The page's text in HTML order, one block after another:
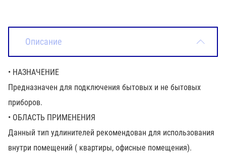
Описание
• НАЗНАЧЕНИЕ
Предназначен для подключения бытовых и не бытовых
приборов.
• ОБЛАСТЬ ПРИМЕНЕНИЯ
Данный тип удлинителей рекомендован для использования
внутри помещений ( квартиры, офисные помещения).